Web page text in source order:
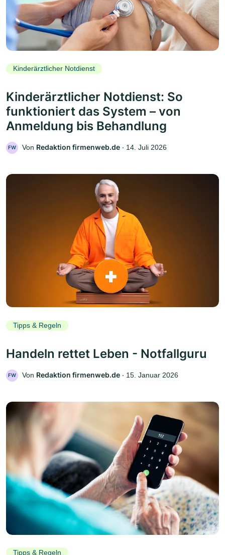
Kinderärztlicher Notdienst
Kinderärztlicher Notdienst: So
funktioniert das System – von
Anmeldung bis Behandlung
FW Von Redaktion firmenweb.de ‧ 14. Juli 2026
Tipps & Regeln
Handeln rettet Leben - Notfallguru
FW Von Redaktion firmenweb.de ‧ 15. Januar 2026
Tipps & Regeln